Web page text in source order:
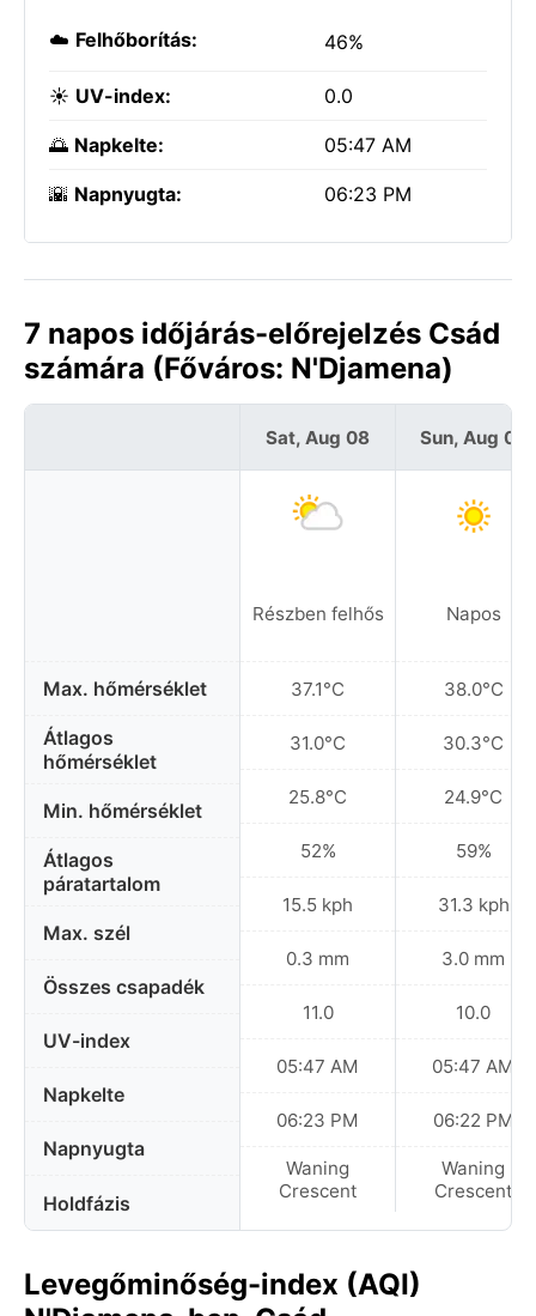
☁️ Felhőborítás: 46%
☀️ UV-index: 0.0
🌅 Napkelte: 05:47 AM
🌇 Napnyugta: 06:23 PM
7 napos időjárás-előrejelzés Csád
számára (Főváros: N'Djamena)
Max. hőmérséklet
Átlagos
hőmérséklet
Min. hőmérséklet
Átlagos
páratartalom
Max. szél
Összes csapadék
UV-index
Napkelte
Napnyugta
Holdfázis
Sat, Aug 08
Részben felhős
37.1°C
31.0°C
25.8°C
52%
15.5 kph
0.3 mm
11.0
05:47 AM
06:23 PM
Waning
Crescent
Sun, Aug 09
Napos
38.0°C
30.3°C
24.9°C
59%
31.3 kph
3.0 mm
10.0
05:47 AM
06:22 PM
Waning
Crescent
Levegőminőség-index (AQI)